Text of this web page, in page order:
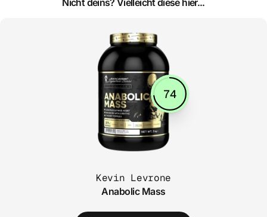
74
Kevin Levrone
Anabolic Mass